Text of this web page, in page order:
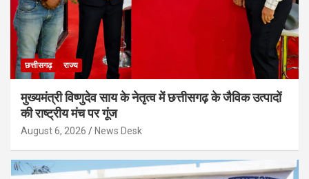
छत्तीसगढ़ राज्य
मुख्यमंत्री विष्णुदेव साय के नेतृत्व में छत्तीसगढ़ के जैविक उत्पादों
की राष्ट्रीय मंच पर गूंज
August 6, 2026 News Desk